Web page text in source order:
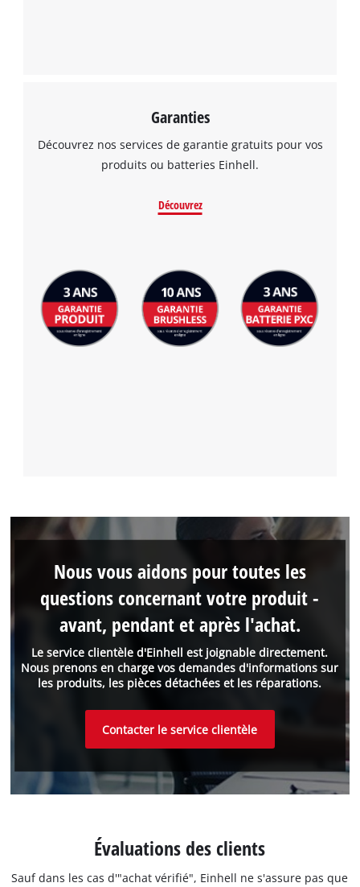
Garanties
Découvrez nos services de garantie gratuits pour vos
produits ou batteries Einhell.
Découvrez
Le service clientèle d'Einhell est joignable directement.
Nous prenons en charge vos demandes d'informations sur
les produits, les pièces détachées et les réparations.
Nous vous aidons pour toutes les
questions concernant votre produit -
avant, pendant et après l'achat.
Contacter le service clientèle
Évaluations des clients
Sauf dans les cas d'"achat vérifié", Einhell ne s'assure pas que